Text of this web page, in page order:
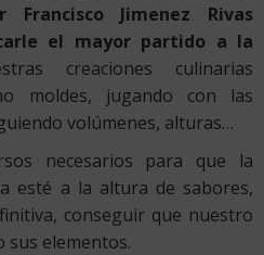
Jimenez Rivas
el mayor partido a la
creaciones culinarias
moldes, jugando con las
volúmenes, alturas…
necesarios para que la
esté a la altura de sabores,
conseguir que nuestro
sus elementos.